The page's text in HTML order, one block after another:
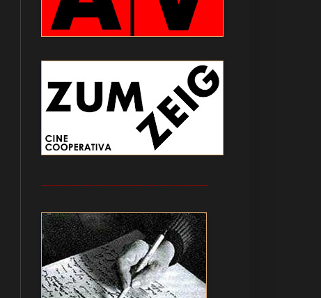
------------------------------------------------------------